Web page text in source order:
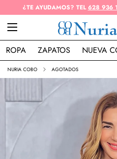
¿TE AYUDAMOS? TEL628 936
ROPA ZAPATOS NUEVA
NURIA COBO AGOTADOS